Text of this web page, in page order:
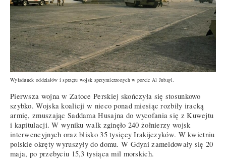
Wyładunek oddziałów i sprzętu wojsk sprzymierzonych w porcie Al Jubayl.
Pierwsza wojna w Zatoce Perskiej skończyła się stosunkowo
szybko. Wojska koalicji w nieco ponad miesiąc rozbiły iracką
armię, zmuszając Saddama Husajna do wycofania się z Kuwejtu
i kapitulacji. W wyniku walk zginęło 240 żołnierzy wojsk
interwencyjnych oraz blisko 35 tysięcy Irakijczyków. W kwietniu
polskie okręty wyruszyły do domu. W Gdyni zameldowały się 20
maja, po przebyciu 15,3 tysiąca mil morskich.